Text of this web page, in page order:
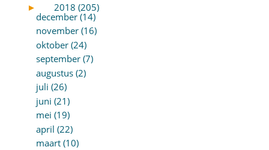
►
2018 (205)
december (14)
november (16)
oktober (24)
september (7)
augustus (2)
juli (26)
juni (21)
mei (19)
april (22)
maart (10)